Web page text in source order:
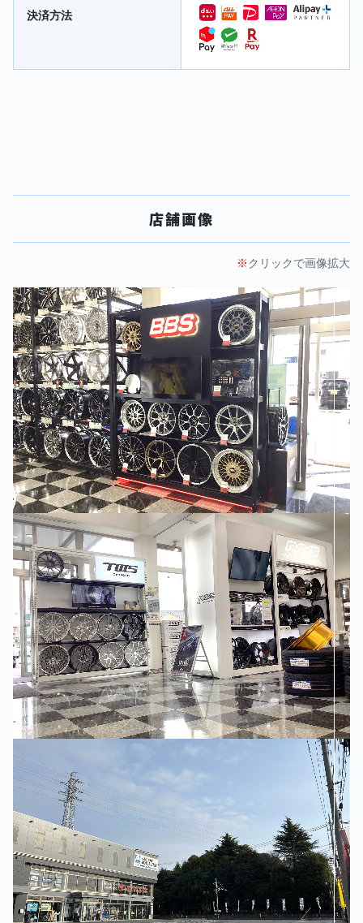
決済方法
店舗画像
クリックで画像拡大